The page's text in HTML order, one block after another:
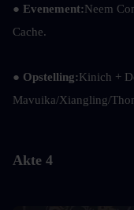
● Evenement:Neem
Cache.
● Opstelling:Kinich +
Mavuika/Xiangling/
Akte 4